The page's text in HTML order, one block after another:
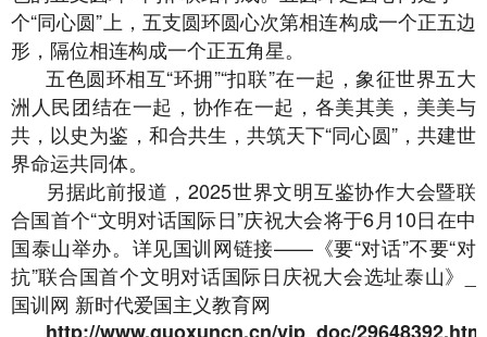
个“同心圆”上，五支圆环圆心次第相连构成一个正五边
形，隔位相连构成一个正五角星。
五色圆环相互“环拥”“扣联”在一起，象征世界五大
洲人民团结在一起，协作在一起，各美其美，美美与
共，以史为鉴，和合共生，共筑天下“同心圆”，共建世
界命运共同体。
另据此前报道，2025世界文明互鉴协作大会暨联
合国首个“文明对话国际日”庆祝大会将于6月10日在中
国泰山举办。详见国训网链接——《要“对话”不要“对
抗”联合国首个文明对话国际日庆祝大会选址泰山》_
国训网 新时代爱国主义教育网